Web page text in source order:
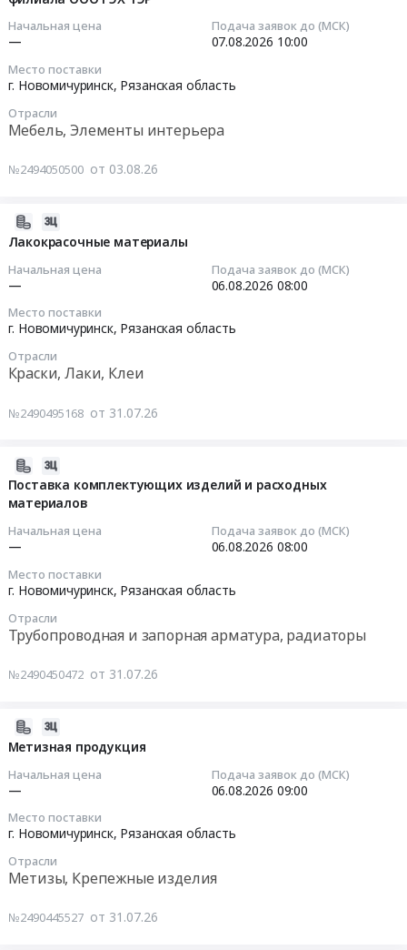
Товары для Спорта, Отдыха, Развлечений, Предметы
Искусства
Металлургическое производство
Химическая продукция
Отходы и лом
Услуги ЖКХ
Социальные услуги
Начальная цена
—
Подача заявок до (МСК)
07.08.2026 10:00
Место поставки
г. Новомичуринск, Рязанская область
Отрасли
Мебель, Элементы интерьера
№2494050500 от 03.08.26
Лакокрасочные материалы
Начальная цена
—
Подача заявок до (МСК)
06.08.2026 08:00
Место поставки
г. Новомичуринск, Рязанская область
Отрасли
Краски, Лаки, Клеи
№2490495168 от 31.07.26
Поставка комплектующих изделий и расходных
материалов
Начальная цена
—
Подача заявок до (МСК)
06.08.2026 08:00
Место поставки
г. Новомичуринск, Рязанская область
Отрасли
Трубопроводная и запорная арматура, радиаторы
№2490450472 от 31.07.26
Метизная продукция
Начальная цена
—
Подача заявок до (МСК)
06.08.2026 09:00
Место поставки
г. Новомичуринск, Рязанская область
Отрасли
Метизы, Крепежные изделия
№2490445527 от 31.07.26